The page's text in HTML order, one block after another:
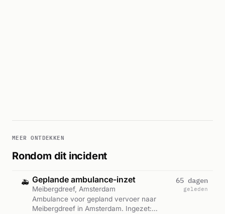
MEER ONTDEKKEN
Rondom dit incident
🚑 Geplande ambulance-inzet
Meibergdreef, Amsterdam
Ambulance voor gepland vervoer naar
Meibergdreef in Amsterdam. Ingezet:
65 dagen
geleden